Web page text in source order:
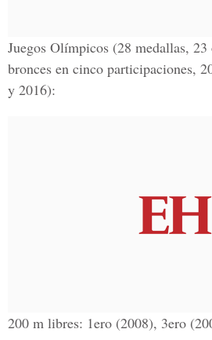
Juegos Olímpicos (28 medallas,
bronces en cinco participaciones,
y 2016):
200 m libres: 1ero (2008), 3ero